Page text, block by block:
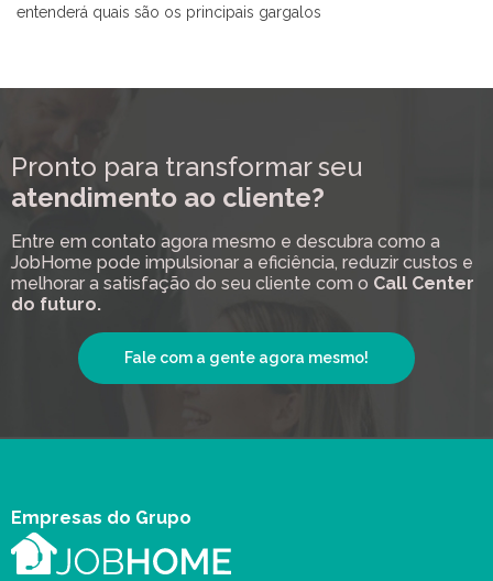
entenderá quais são os principais gargalos
Pronto para transformar seu
atendimento ao cliente?
Entre em contato agora mesmo e descubra como a
JobHome pode impulsionar a eficiência, reduzir custos e
melhorar a satisfação do seu cliente com o Call Center
do futuro.
Fale com a gente agora mesmo!
Empresas do Grupo